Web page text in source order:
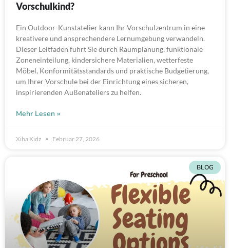
Vorschulkind?
Ein Outdoor-Kunstatelier kann Ihr Vorschulzentrum in eine
kreativere und ansprechendere Lernumgebung verwandeln.
Dieser Leitfaden führt Sie durch Raumplanung, funktionale
Zoneneinteilung, kindersichere Materialien, wetterfeste
Möbel, Konformitätsstandards und praktische Budgetierung,
um Ihrer Vorschule bei der Einrichtung eines sicheren,
inspirierenden Außenateliers zu helfen.
Mehr Lesen »
Xiha Kidz Februar 27, 2026
BLOG